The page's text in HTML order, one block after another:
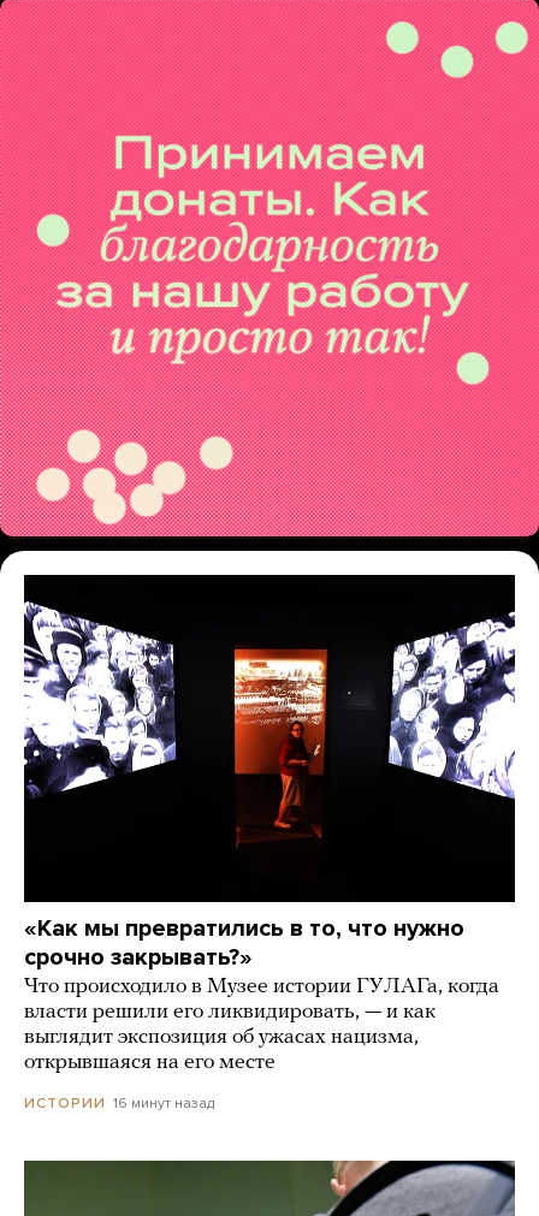
«Как мы превратились в то, что нужно
срочно закрывать?»
Что происходило в Музее истории ГУЛАГа, когда
власти решили его ликвидировать, — и как
выглядит экспозиция об ужасах нацизма,
открывшаяся на его месте
ИСТОРИИ 16 минут назад